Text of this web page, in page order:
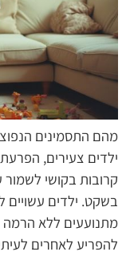
מהם התסמינים
קרובות בקושי לשמור
בשקט. ילדים עשויים
מתנועעים ללא הרמה
להפריע לאחרים